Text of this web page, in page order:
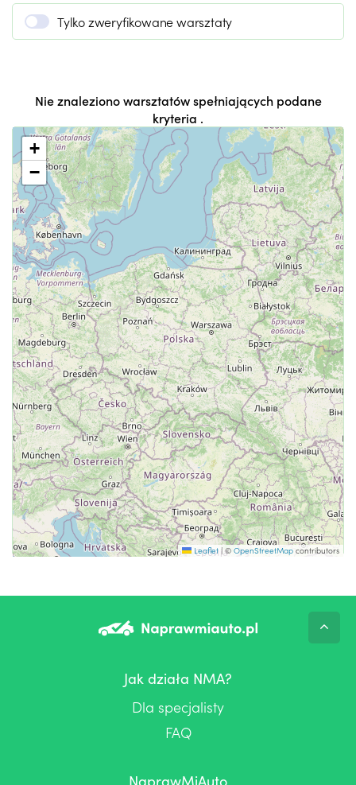
Tylko zweryfikowane warsztaty
Nie znaleziono warsztatów spełniających podane
kryteria .
+
−
Leaflet |© OpenStreetMap contributors
Jak działa NMA?
Dla specjalisty
FAQ
NaprawMiAuto